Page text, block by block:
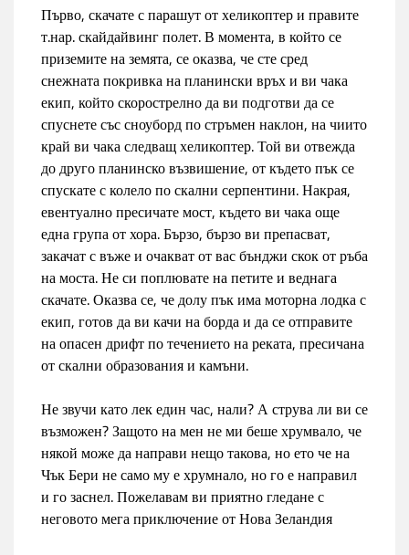
Първо, скачате с парашут от хеликоптер и правите
т.нар. скайдайвинг полет. В момента, в който се
приземите на земята, се оказва, че сте сред
снежната покривка на планински връх и ви чака
екип, който скорострелно да ви подготви да се
спуснете със сноуборд по стръмен наклон, на чиито
край ви чака следващ хеликоптер. Той ви отвежда
до друго планинско възвишение, от където пък се
спускате с колело по скални серпентини. Накрая,
евентуално пресичате мост, където ви чака още
една група от хора. Бързо, бързо ви препасват,
закачат с въже и очакват от вас бънджи скок от ръба
на моста. Не си поплювате на петите и веднага
скачате. Оказва се, че долу пък има моторна лодка с
екип, готов да ви качи на борда и да се отправите
на опасен дрифт по течението на реката, пресичана
от скални образования и камъни.
Не звучи като лек един час, нали? А струва ли ви се
възможен? Защото на мен не ми беше хрумвало, че
някой може да направи нещо такова, но ето че на
Чък Бери не само му е хрумнало, но го е направил
и го заснел. Пожелавам ви приятно гледане с
неговото мега приключение от Нова Зеландия